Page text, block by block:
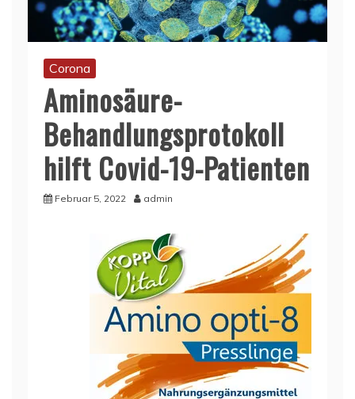
Corona
Aminosäure-
Behandlungsprotokoll
hilft Covid-19-Patienten
Februar 5, 2022 admin